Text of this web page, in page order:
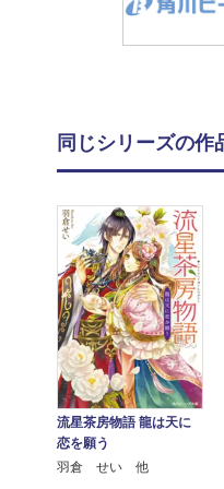
同じシリーズの作
流星茶房物語 龍は天に
恋を願う
羽倉 せい 他